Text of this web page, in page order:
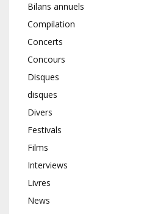
Bilans annuels
Compilation
Concerts
Concours
Disques
disques
Divers
Festivals
Films
Interviews
Livres
News